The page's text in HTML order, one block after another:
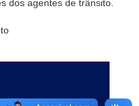
dos agentes de trânsito.